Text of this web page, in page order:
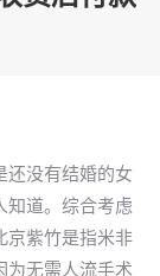
还没有结婚的女
知道。综合考虑
京紫竹是指米非
为无需人流手术